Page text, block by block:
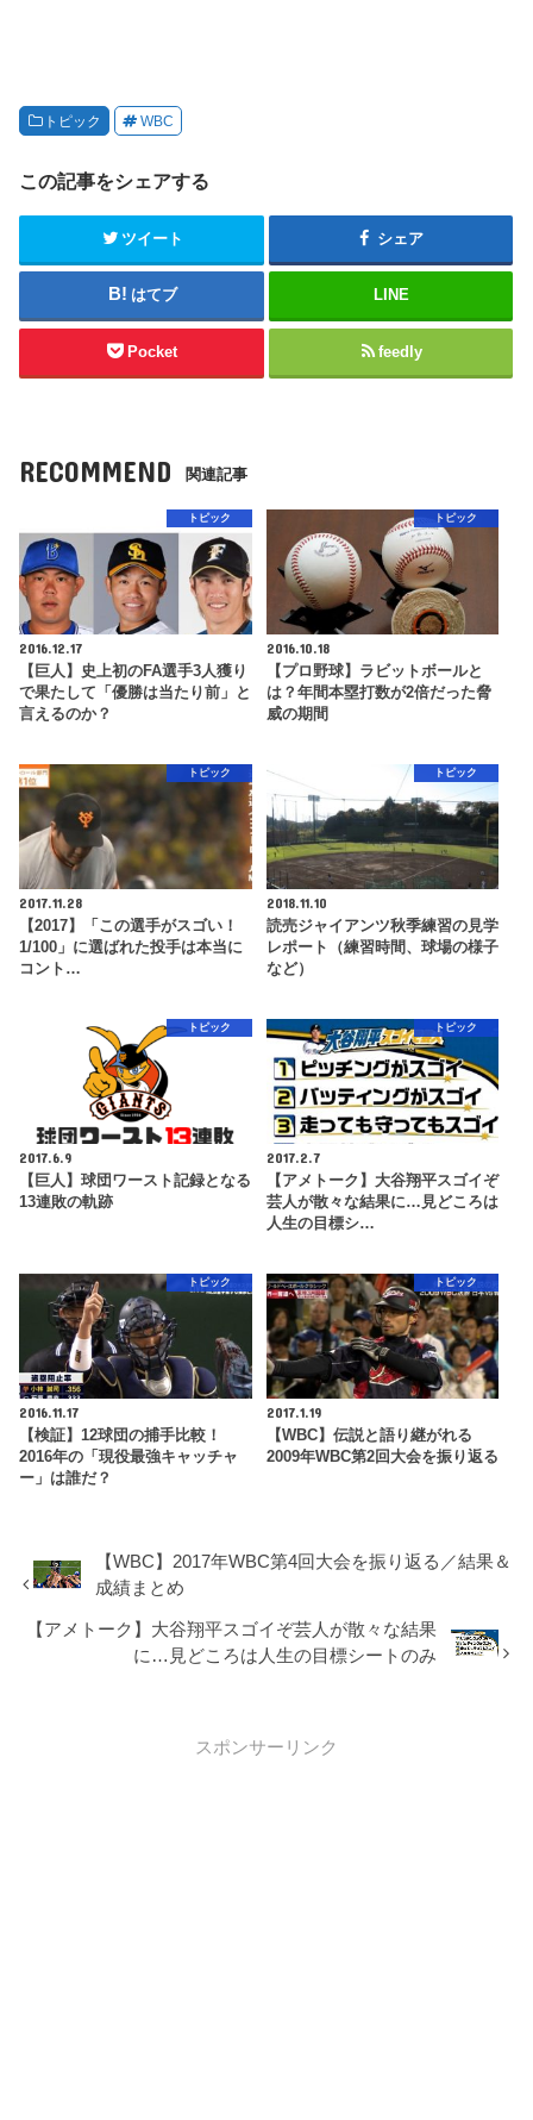
トピック WBC
この記事をシェアする
ツイート シェア
はてブ LINE
Pocket feedly
RECOMMEND 関連記事
トピック
2016.12.17
【巨人】史上初のFA選手3人獲り
で果たして「優勝は当たり前」と
言えるのか？
トピック
2016.10.18
【プロ野球】ラビットボールと
は？年間本塁打数が2倍だった脅
威の期間
トピック
2017.11.28
【2017】「この選手がスゴい！
1/100」に選ばれた投手は本当に
コント…
トピック
2018.11.10
読売ジャイアンツ秋季練習の見学
レポート（練習時間、球場の様子
など）
トピック
2017.6.9
【巨人】球団ワースト記録となる
13連敗の軌跡
トピック
2017.2.7
【アメトーク】大谷翔平スゴイぞ
芸人が散々な結果に…見どころは
人生の目標シ…
トピック
2016.11.17
【検証】12球団の捕手比較！
2016年の「現役最強キャッチャ
ー」は誰だ？
トピック
2017.1.19
【WBC】伝説と語り継がれる
2009年WBC第2回大会を振り返る
【WBC】2017年WBC第4回大会を振り返る／結果＆
成績まとめ
【アメトーク】大谷翔平スゴイぞ芸人が散々な結果
に…見どころは人生の目標シートのみ
スポンサーリンク